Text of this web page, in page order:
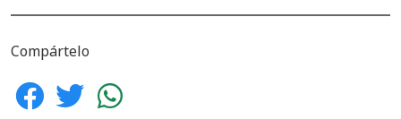
Compártelo